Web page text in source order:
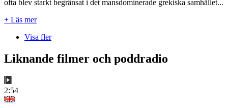
ofta blev starkt begränsat i det mansdominerade grekiska samhället...
+ Läs mer
Visa fler
Liknande filmer och poddradio
2:54